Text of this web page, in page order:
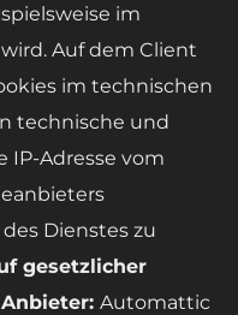
im
Auf dem Client
im technischen
technische und
IP-Adresse vom
Dienstes zu
gesetzlicher
Anbieter: Automattic